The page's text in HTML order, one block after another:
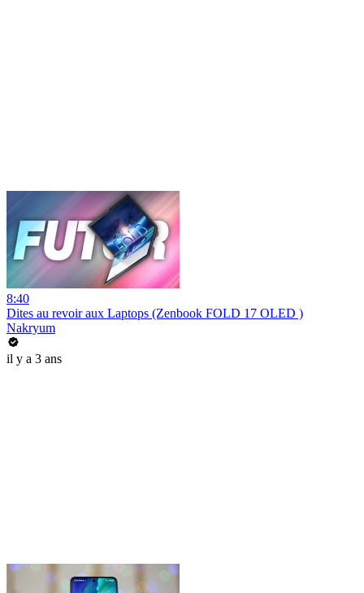
8:40
Dites au revoir aux Laptops (Zenbook FOLD 17 OLED )
Nakryum
il y a 3 ans